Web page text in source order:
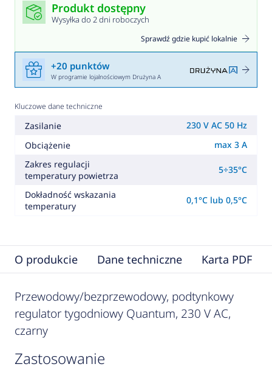
Produkt dostępny
Wysyłka do 2 dni roboczych
Sprawdź gdzie kupić lokalnie
+20 punktów
W programie lojalnościowym Drużyna A
Kluczowe dane techniczne
Zasilanie
230 V AC 50 Hz
Obciążenie
max 3 A
Zakres regulacji
temperatury powietrza
5÷35°C
Dokładność wskazania
temperatury
0,1°C lub 0,5°C
O produkcie Dane techniczne Karta PDF
Przewodowy/bezprzewodowy, podtynkowy
regulator tygodniowy Quantum, 230 V AC,
czarny
zastosowanie